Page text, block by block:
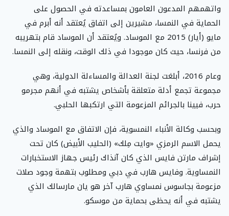
واتهمهم المدعون العامون بمساعدته في الحصول على
الحماية في النمسا، مشيرين إلى اتفاق يُعتقد أنه أبرم في
مايو (أيار) 2015 مع الموساد. ويُعتقد أن الموساد قام بتهريبه
من فرنسا، حيث كان موجودا في ذلك الوقت، ونقله إلى النمسا.
وعام 2016، أبلغت لجنة العدالة والمساءلة الدولية، وهي
مجموعة تجمع أدلة متعلقة بأشخاص يشتبه في أنهم مجرمو
حرب، فيينا بالجرائم المزعومة التي ارتكبها الحلبي.
وبحسب وكالة الأنباء النمسوية، فإن الاتفاق مع الموساد والذي
يحمل الاسم الرمزي «وايت مِلك» (الحليب الأبيض) كان تحت
إشراف مارتن فايس الذي كان آنذاك رئيس جهاز الاستخبارات
النمساوية. وفايس هارب في دبي ومطلوب بتهمة وجود صلات
مزعومة بجاسوس نمساوي هارب آخر هو يان مارسالك الذي
يشتبه في أنه يحظى بحماية من موسكو.